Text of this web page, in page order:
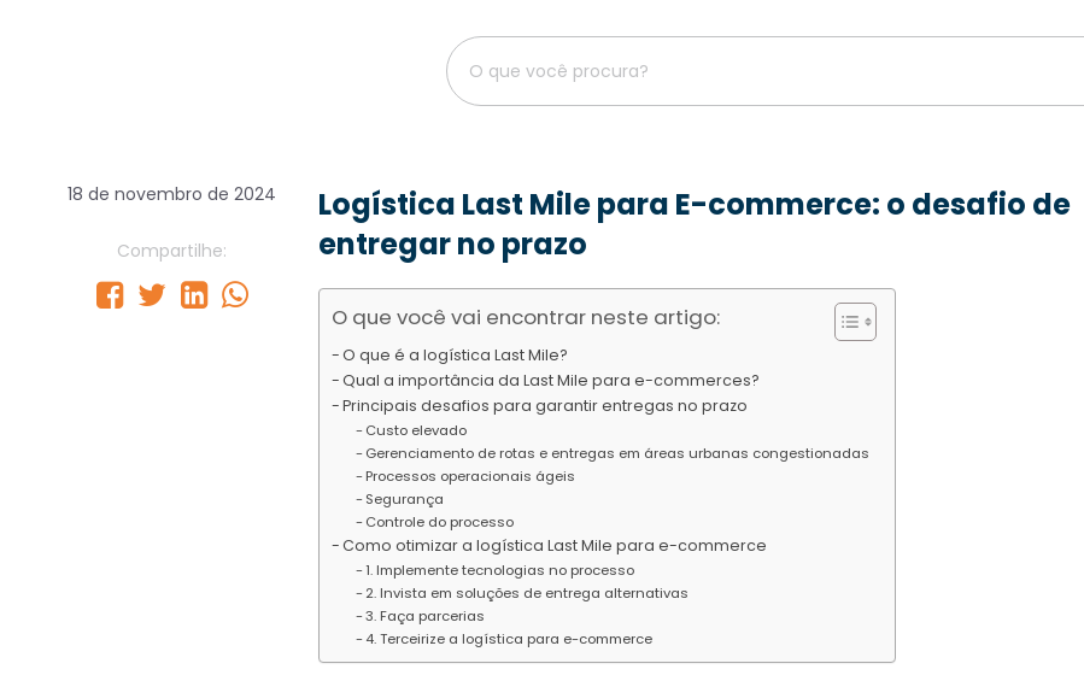
18 de novembro de 2024
Compartilhe:
Logística Last Mile para E-commerce: o desafio de
entregar no prazo
O que você vai encontrar neste artigo:
O que é a logística Last Mile?
Qual a importância da Last Mile para e-commerces?
Principais desafios para garantir entregas no prazo
Custo elevado
Gerenciamento de rotas e entregas em áreas urbanas congestionadas
Processos operacionais ágeis
Segurança
Controle do processo
Como otimizar a logística Last Mile para e-commerce
1. Implemente tecnologias no processo
2. Invista em soluções de entrega alternativas
3. Faça parcerias
4. Terceirize a logística para e-commerce